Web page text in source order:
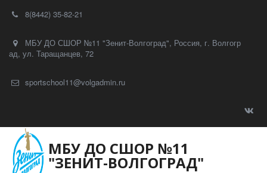
8(8442) 35-82-21
МБУ ДО СШОР №11 "Зенит-Волгоград", Россия, г. Волгогр
ад, ул. Таращанцев, 72
sportschool11@volgadmin.ru
МБУ ДО СШОР №11
"ЗЕНИТ-ВОЛГОГРАД"